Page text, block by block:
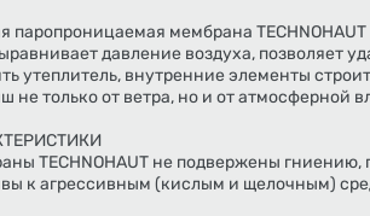
паропроницаемая мембрана
давление воздуха, позволяет
утеплитель, внутренние элементы
не только от ветра, но и от атмосферной
TECHNOHAUT не подвержены гниению,
к агрессивным (кислым и щелочным)